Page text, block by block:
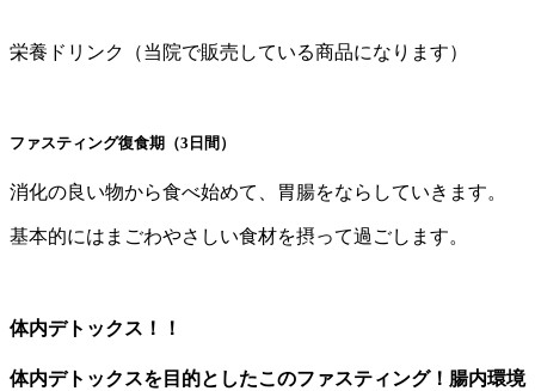
栄養ドリンク（当院で販売している商品になります）
ファスティング復食期（3日間）
消化の良い物から食べ始めて、胃腸をならしていきます。
基本的にはまごわやさしい食材を摂って過ごします。
体内デトックス！！
体内デトックスを目的としたこのファスティング！腸内環境